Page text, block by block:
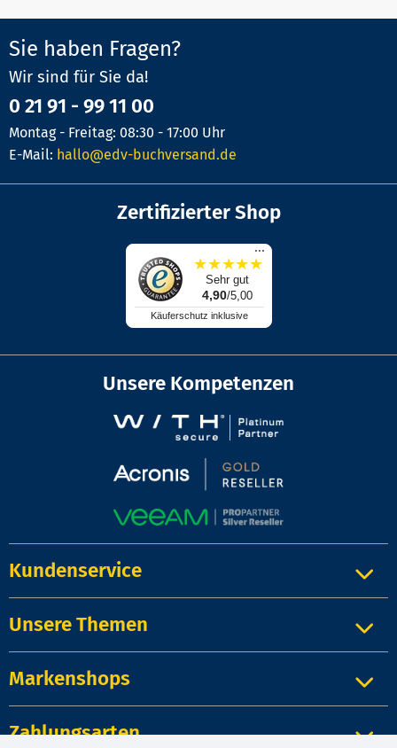
Sie haben Fragen?
Wir sind für Sie da!
0 21 91 - 99 11 00
Montag - Freitag: 08:30 - 17:00 Uhr
E-Mail: hallo@edv-buchversand.de
Zertifizierter Shop
...
★★★★★
Sehr gut
4,90/5,00
Käuferschutz inklusive
Unsere Kompetenzen
Kundenservice
Unsere Themen
Markenshops
Zahlungsarten